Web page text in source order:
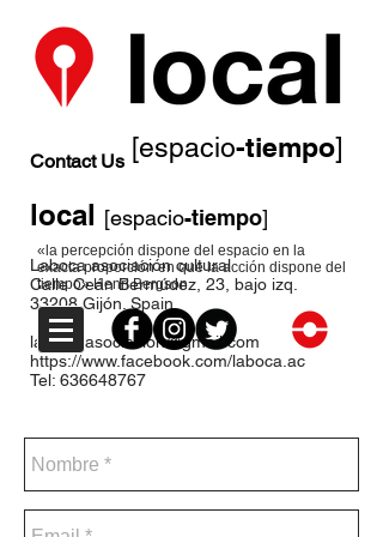
[espacio-tiempo]
«la percepción dispone del espacio en la
exacta proporción en que la acción dispone del
tiempo» Henri Bergson
Contact Us
local [espacio-tiempo]
Laboca asociación cultural
Calle Ceán Bermúdez, 23, bajo izq.
33208 Gijón. Spain
laboca.asociacion@gmail.com
https://www.facebook.com/laboca.ac
Tel: 636648767